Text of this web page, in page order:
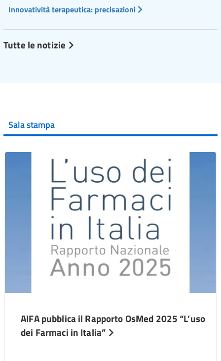
Innovatività terapeutica: precisazioni
Tutte le notizie
Sala stampa
AIFA pubblica il Rapporto OsMed 2025 “L’uso
dei Farmaci in Italia”